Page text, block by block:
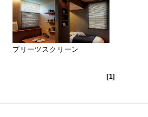
プリーツスクリーン
[1]